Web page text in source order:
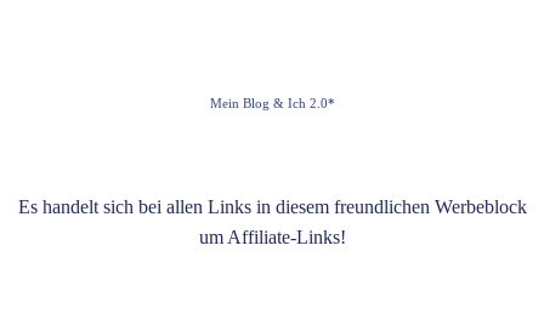
Mein Blog & Ich 2.0*
Es handelt sich bei allen Links in diesem freundlichen Werbeblock
um Affiliate-Links!